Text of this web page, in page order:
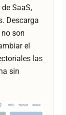
SaaS,
Descarga
son
el
las
sin